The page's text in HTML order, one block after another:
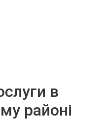
в
районі